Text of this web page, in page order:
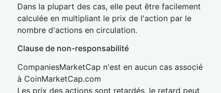
Dans la plupart des cas, elle peut être facilement
calculée en multipliant le prix de l'action par le
nombre d'actions en circulation.
Clause de non-responsabilité
CompaniesMarketCap n'est en aucun cas associé
à CoinMarketCap.com
Les prix des actions sont retardés, le retard peut